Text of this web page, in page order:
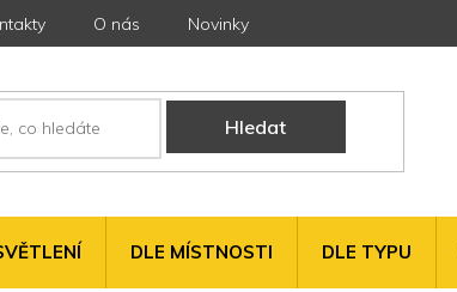
O nás Novinky
Hledat
DLE MÍSTNOSTI DLE TYPU